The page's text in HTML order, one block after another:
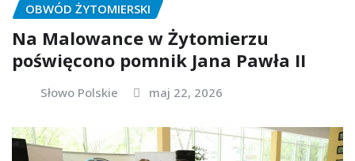
OBWÓD ŻYTOMIERSKI
Na Malowance w Żytomierzu
poświęcono pomnik Jana Pawła II
Słowo Polskie maj 22, 2026